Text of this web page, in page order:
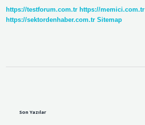
https://testforum.com.tr https://memici.com.tr
https://sektordenhaber.com.tr Sitemap
Son Yazılar